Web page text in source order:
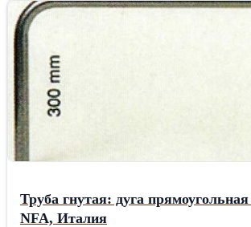
Труба гнутая: дуга
NFA, Италия